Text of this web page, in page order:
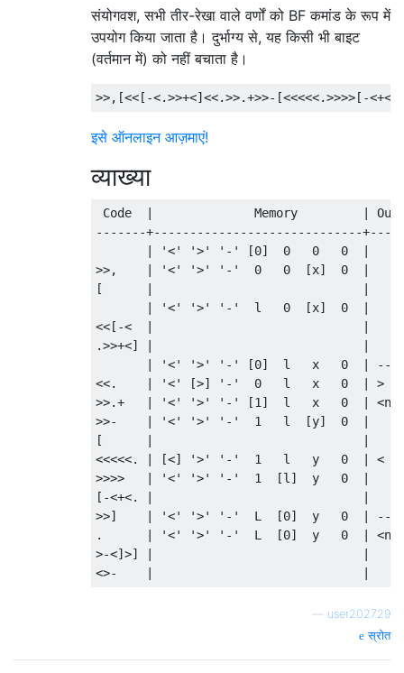
संयोगवश, सभी तीर-रेखा वाले वर्णों को BF कमांड के रूप में
उपयोग किया जाता है। दुर्भाग्य से, यह किसी भी बाइट
(वर्तमान में) को नहीं बचाता है।
इसे ऑनलाइन आज़माएं!
व्याख्या
Code  |              Memory         |
-------+-----------------------------
| '<' '>' '-' [0]  0   0   0  |
>>,    | '<' '>' '-'  0   0  [x]  0  |
[      |                             |
| '<' '>' '-'  l   0  [x]  0  |
<<[-<  |                             |
.>>+<] |                             |
| '<' '>' '-' [0]  l   x   0  |
<<.    | '<' [>] '-'  0   l   x   0  | >
>>.+   | '<' '>' '-' [1]  l   x   0  |
>>-    | '<' '>' '-'  1   l  [y]  0  |
[      |                             |        |
<<<<<. | [<] '>' '-'  1   l   y   0  | <
>>>>   | '<' '>' '-'  1  [l]  y   0  |
[-<+<. |                             |
>>]    | '<' '>' '-'  L  [0]  y   0  |
.      | '<' '>' '-'  L  [0]  y   0  |
>-<]>] |                             |        |
user202729
स्रोत